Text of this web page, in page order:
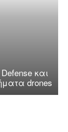
και
drones